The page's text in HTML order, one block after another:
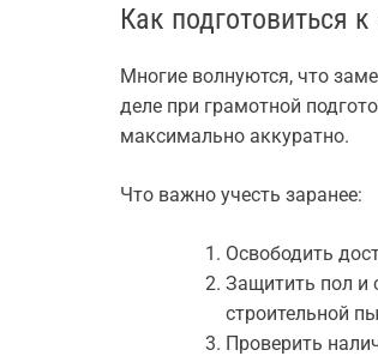
Как подготовиться
Многие волнуются, что
деле при грамотной
максимально аккуратно.
Что важно учесть заранее:
Освободить
Защитить пол и
строительной
Проверить